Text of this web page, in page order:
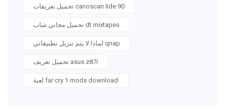
تحميل تعريفات canoscan lide 90
تحميل مجاني شاب dt mixtapes
لماذا لا يتم تنزيل تطبيقاتي qnap
تحميل تعريف asus z87i
لعبة far cry 1 mods download